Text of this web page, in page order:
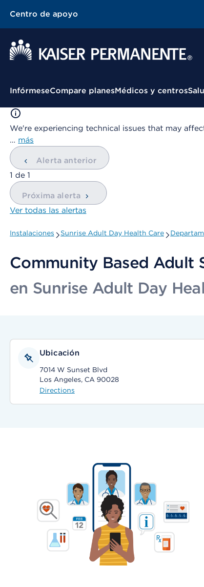
Centro de apoyo
Menú contextual
InfórmeseCompare planesMédicos y centros
We're experiencing technical issues that may
… más
Alerta anterior
mostrando
1 de 1
Próxima alerta
Ver todas las alertas
Instalaciones Sunrise Adult Day Health Care
Community Based Adult
en Sunrise Adult Day
Ubicación
7014 W Sunset Blvd
Los Angeles, CA 90028
Directions